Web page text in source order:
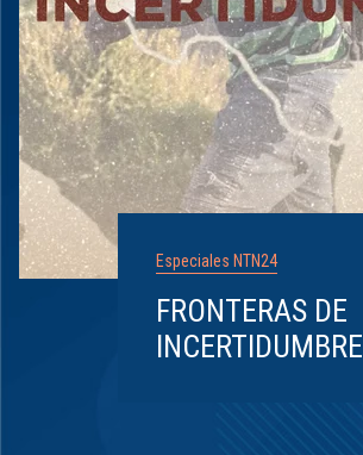
Especiales NTN24
FRONTERAS DE
INCERTIDUMBRE